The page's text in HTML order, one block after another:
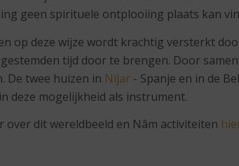
geen spirituele ontplooiing plaats kan
op deze wijze wordt krachtig versterkt
tijd door te brengen. Door
De twee huizen in Nijar - Spanje en in de
deze mogelijkheid als instrument.
over dit wereldbeeld en Nâm activiteiten